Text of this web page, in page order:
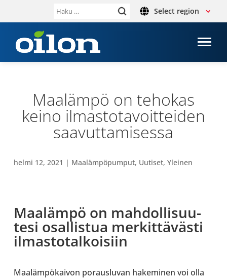
Haku: Select region
Maa­lämpö on tehokas
keino ilmas­to­ta­voit­tei­den
saa­vut­ta­mi­sessa
helmi 12, 2021 | Maa­läm­pö­pum­put, Uutiset, Yleinen
Maa­lämpö on mah­dol­li­suu­
tesi osal­lis­tua mer­kit­tä­västi
ilmas­to­tal­koi­siin
Maa­läm­pö­kai­von poraus­lu­van hake­mi­nen voi olla